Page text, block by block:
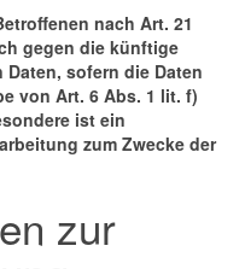
nach Art. 21
gegen die künftige
sofern die Daten
von Art. 6 Abs. 1 lit. f)
ist ein
zum Zwecke der
zur